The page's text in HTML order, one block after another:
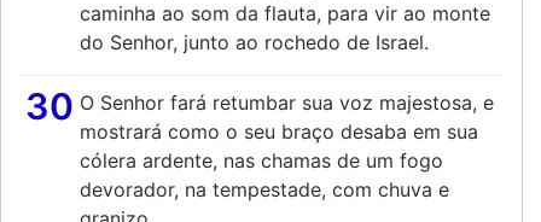
caminha ao som da flauta, para vir ao monte
do Senhor, junto ao rochedo de Israel.
30 O Senhor fará retumbar sua voz majestosa, e
mostrará como o seu braço desaba em sua
cólera ardente, nas chamas de um fogo
devorador, na tempestade, com chuva e